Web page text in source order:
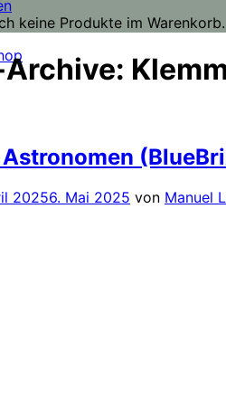
keine Produkte im Warenkorb.
20256. Mai 2025 von Manuel